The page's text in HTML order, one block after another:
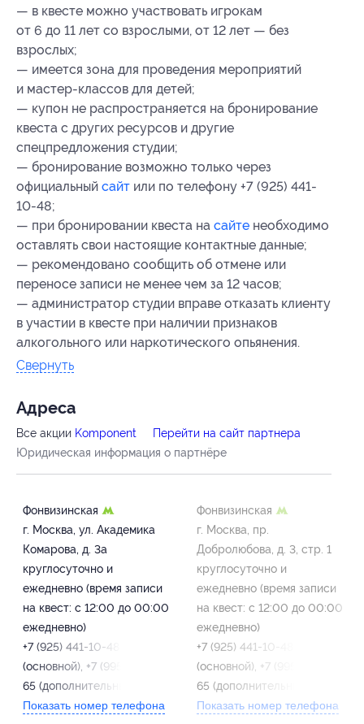
— в квесте можно участвовать игрокам
от 6 до 11 лет со взрослыми, от 12 лет — без
взрослых;
— имеется зона для проведения мероприятий
и мастер-классов для детей;
— купон не распространяется на бронирование
квеста с других ресурсов и другие
спецпредложения студии;
— бронирование возможно только через
официальный сайт или по телефону +7 (925) 441-
10-48;
— при бронировании квеста на сайте необходимо
оставлять свои настоящие контактные данные;
— рекомендовано сообщить об отмене или
переносе записи не менее чем за 12 часов;
— администратор студии вправе отказать клиенту
в участии в квесте при наличии признаков
алкогольного или наркотического опьянения.
Свернуть
Адресa
Все акции Komponent
Перейти на сайт партнера
Юридическая информация о партнёре
Фонвизинская
г. Москва, ул. Академика
Комарова, д. 3а
круглосуточно и
ежедневно (время записи
на квест: с 12:00 до 00:00
ежедневно)
+7 (925) 441-10-48
(основной), +7 (995) 885-98-
65 (дополнительный)
Показать номер телефона
Фонвизинская
г. Москва, пр.
Добролюбова, д. 3, стр. 1
круглосуточно и
ежедневно (время записи
на квест: с 12:00 до 00:00
ежедневно)
+7 (925) 441-10-48
(основной), +7 (995) 885-98-
65 (дополнительный)
Показать номер телефона